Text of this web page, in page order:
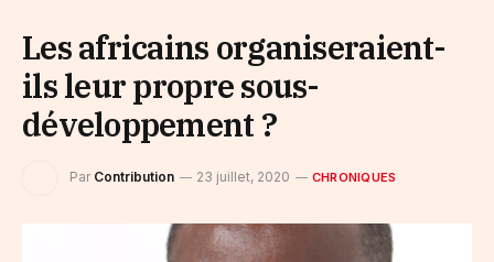
Les africains organiseraient-
ils leur propre sous-
développement ?
Par Contribution 23 juillet, 2020 CHRONIQUES